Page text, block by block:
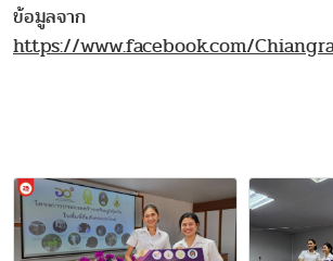
ข้อมูลจาก
https://www.facebook.com/